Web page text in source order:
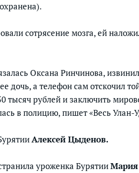
сотрясение мозга, ей
Оксана Ринчинова,
дочь, а телефон сам отскочил
рублей и заключить
в полицию, пишет «Весь Улан-
Алексей Цыденов.
уроженка Бурятии